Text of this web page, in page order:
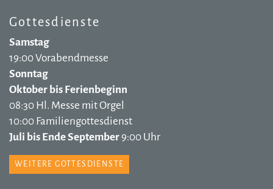
Gottesdienste
Samstag
19:00 Vorabendmesse
Sonntag
Oktober bis Ferienbeginn
08:30 Hl. Messe mit Orgel
10:00 Familiengottesdienst
Juli bis Ende September 9:00 Uhr
WEITERE GOTTESDIENSTE